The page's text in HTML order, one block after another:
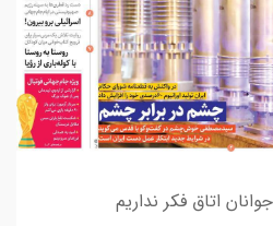
اتاق فکر نداریم